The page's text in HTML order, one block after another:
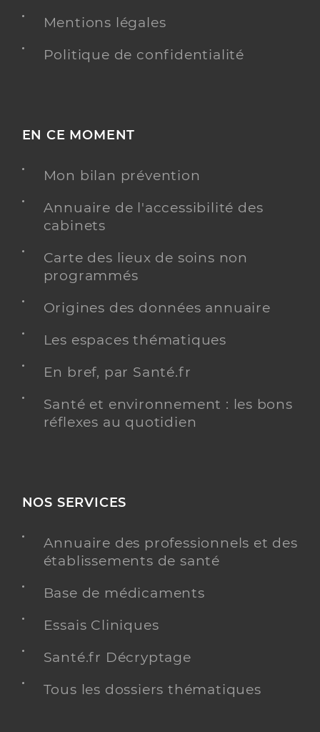
Mentions légales
Politique de confidentialité
EN CE MOMENT
Mon bilan prévention
Annuaire de l'accessibilité des
cabinets
Carte des lieux de soins non
programmés
Origines des données annuaire
Les espaces thématiques
En bref, par Santé.fr
Santé et environnement : les bons
réflexes au quotidien
NOS SERVICES
Annuaire des professionnels et des
établissements de santé
Base de médicaments
Essais Cliniques
Santé.fr Décryptage
Tous les dossiers thématiques